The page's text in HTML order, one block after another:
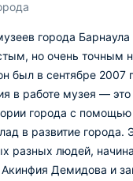
города Барнаула
но очень точным
был в сентябре 2007
в работе музея — это
города с
в развитие города.
разных людей,
Акинфия Демидова и